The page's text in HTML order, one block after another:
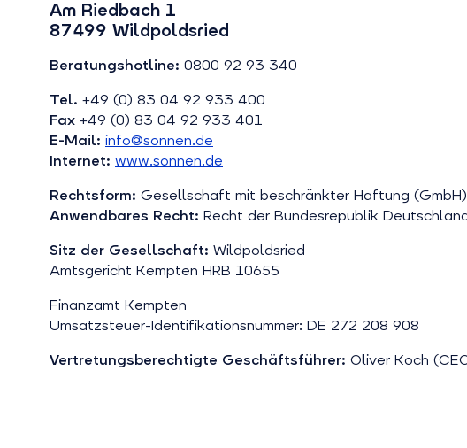
Am Riedbach 1
87499 Wildpoldsried
Beratungshotline: 0800 92 93 340
Tel. +49 (0) 83 04 92 933 400
Fax +49 (0) 83 04 92 933 401
E-Mail: info@sonnen.de
Internet: www.sonnen.de
Rechtsform: Gesellschaft mit beschränkter Haftung (GmbH)
Anwendbares Recht: Recht der Bundesrepublik
Sitz der Gesellschaft: Wildpoldsried
Amtsgericht Kempten HRB 10655
Finanzamt Kempten
Umsatzsteuer-Identifikationsnummer: DE 272 208 908
Vertretungsberechtigte Geschäftsführer: Oliver Koch